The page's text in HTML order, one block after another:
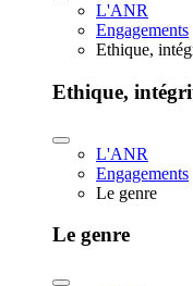
L'ANR
Engagements
Ethique,
Ethique,
L'ANR
Engagements
Le genre
Le genre